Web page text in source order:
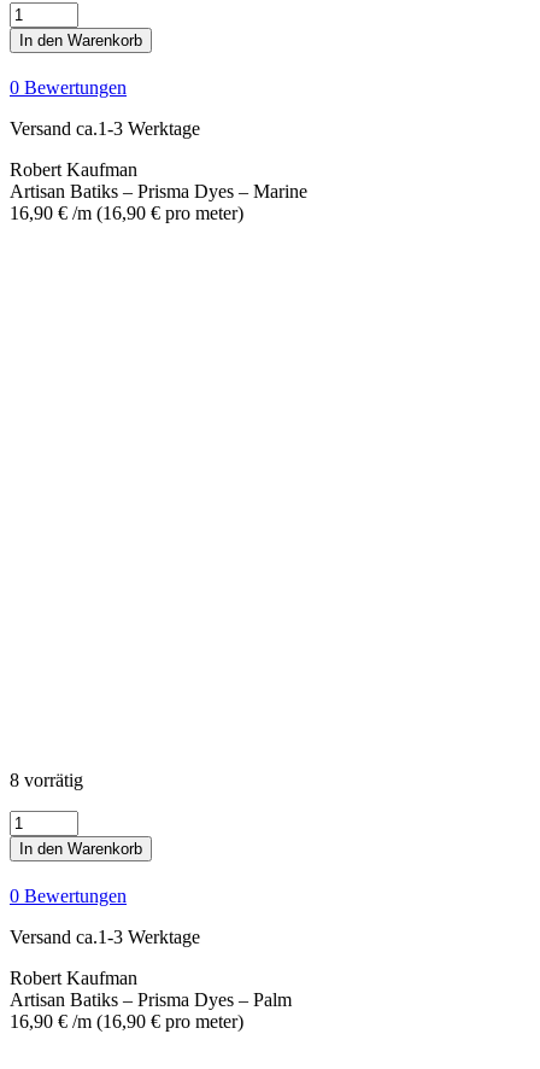
Artisan
Batiks
-
Prisma
Dyes
-
Marine
Menge
In den Warenkorb
0 Bewertungen
Versand ca.1-3 Werktage
Robert Kaufman
Artisan Batiks – Prisma Dyes – Marine
16,90 € /m (16,90 € pro meter)
8 vorrätig
Artisan
Batiks
-
Prisma
Dyes
-
Palm
Menge
In den Warenkorb
0 Bewertungen
Versand ca.1-3 Werktage
Robert Kaufman
Artisan Batiks – Prisma Dyes – Palm
16,90 € /m (16,90 € pro meter)